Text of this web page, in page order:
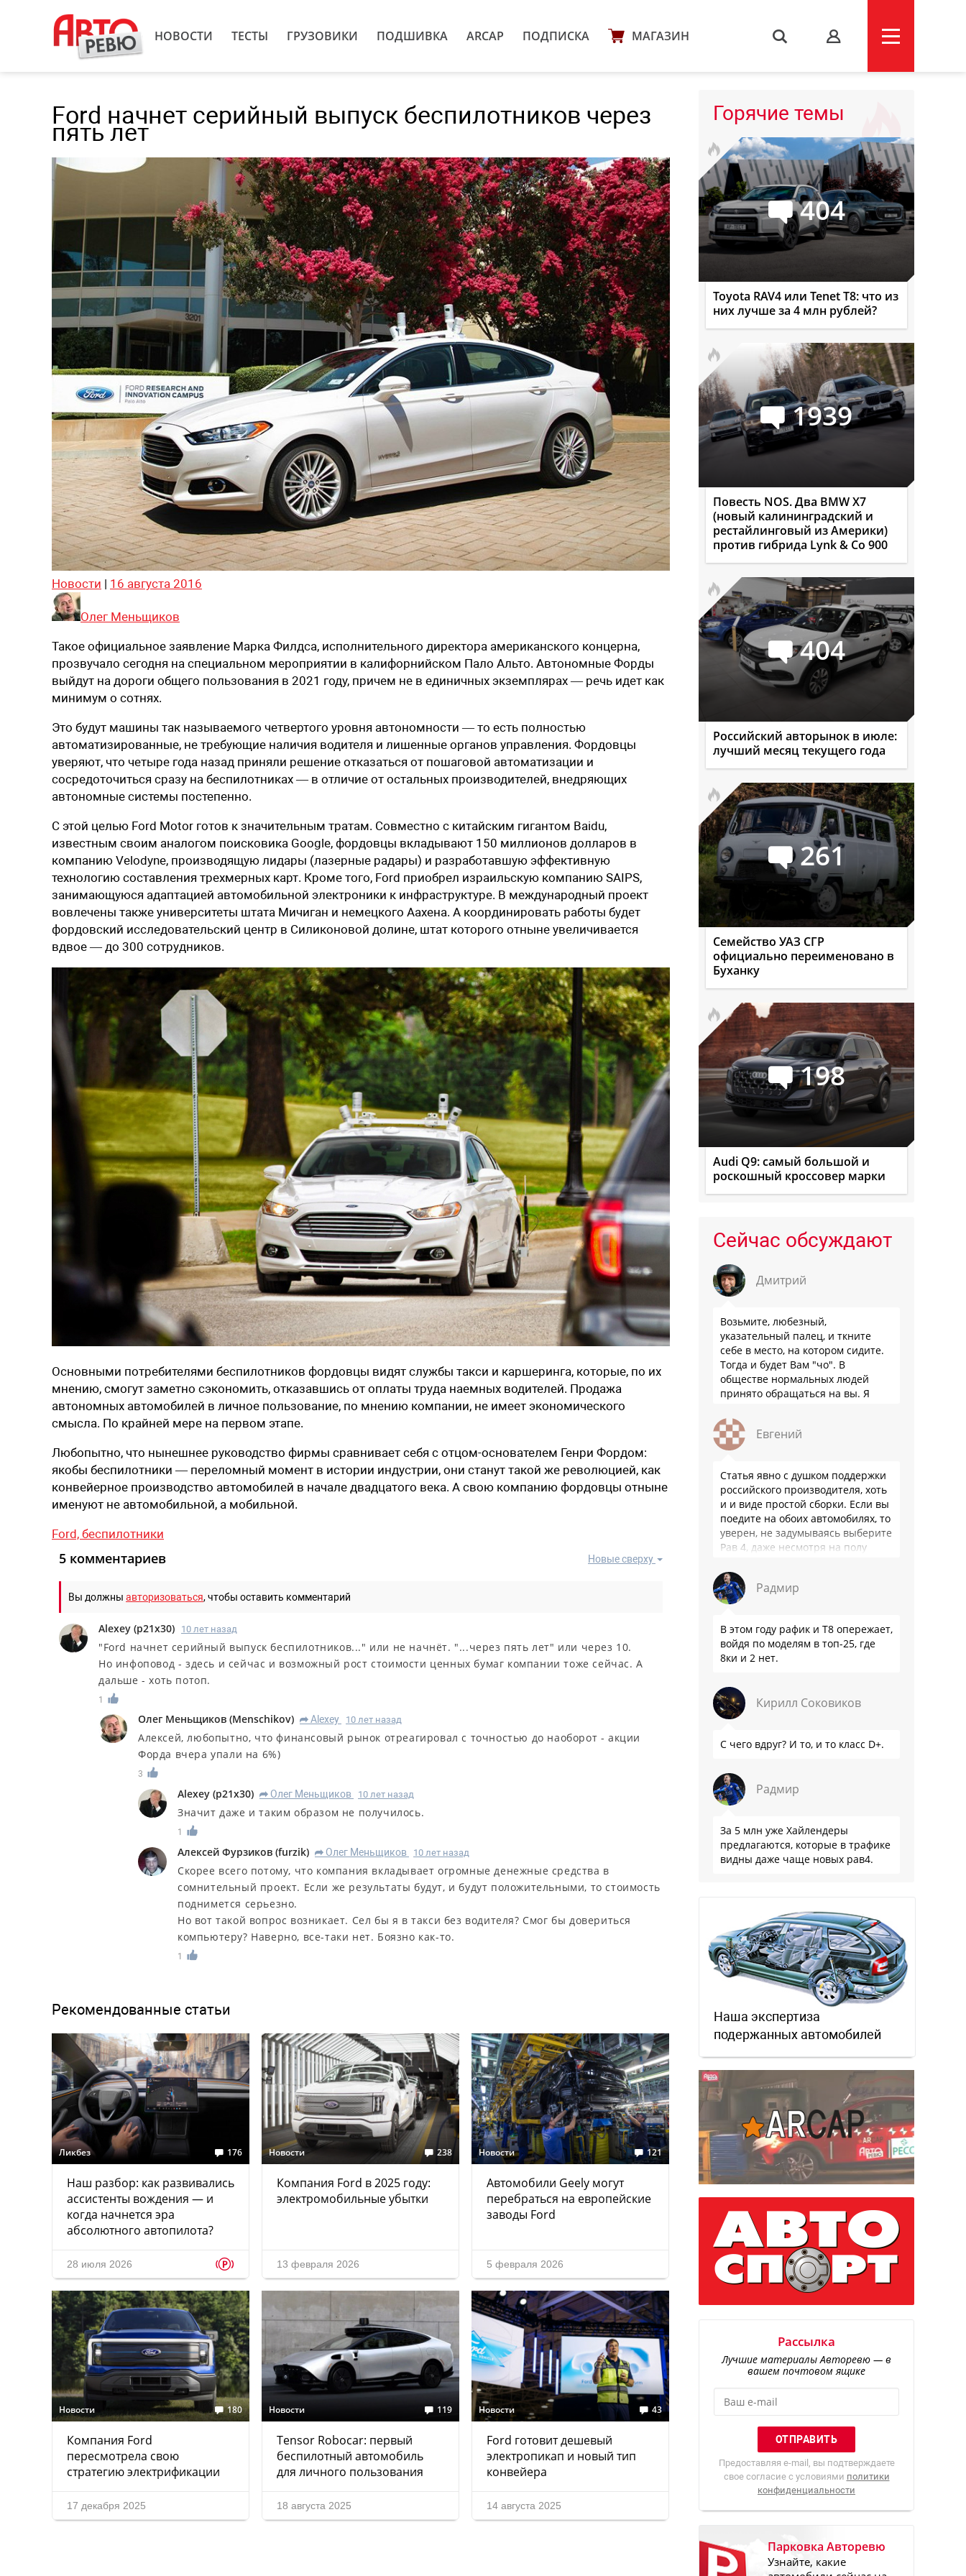
НОВОСТИ ТЕСТЫ ГРУЗОВИКИ ПОДШИВКА ARCAP ПОДПИСКА МАГАЗИН s
Ford начнет серийный выпуск беспилотников через
пять лет
Новости | 16 августа 2016
Олег Меньщиков
Такое официальное заявление Марка Филдса, исполнительного директора американского концерна,
прозвучало сегодня на специальном мероприятии в калифорнийском Пало Альто. Автономные Форды
выйдут на дороги общего пользования в 2021 году, причем не в единичных экземплярах — речь идет как
минимум о сотнях.
Это будут машины так называемого четвертого уровня автономности — то есть полностью
автоматизированные, не требующие наличия водителя и лишенные органов управления. Фордовцы
уверяют, что четыре года назад приняли решение отказаться от пошаговой автоматизации и
сосредоточиться сразу на беспилотниках — в отличие от остальных производителей, внедряющих
автономные системы постепенно.
С этой целью Ford Motor готов к значительным тратам. Совместно с китайским гигантом Baidu,
известным своим аналогом поисковика Google, фордовцы вкладывают 150 миллионов долларов в
компанию Velodyne, производящую лидары (лазерные радары) и разработавшую эффективную
технологию составления трехмерных карт. Кроме того, Ford приобрел израильскую компанию SAIPS,
занимающуюся адаптацией автомобильной электроники к инфраструктуре. В международный проект
вовлечены также университеты штата Мичиган и немецкого Аахена. А координировать работы будет
фордовский исследовательский центр в Силиконовой долине, штат которого отныне увеличивается
вдвое — до 300 сотрудников.
Основными потребителями беспилотников фордовцы видят службы такси и каршеринга, которые, по их
мнению, смогут заметно сэкономить, отказавшись от оплаты труда наемных водителей. Продажа
автономных автомобилей в личное пользование, по мнению компании, не имеет экономического
смысла. По крайней мере на первом этапе.
Любопытно, что нынешнее руководство фирмы сравнивает себя с отцом-основателем Генри Фордом:
якобы беспилотники — переломный момент в истории индустрии, они станут такой же революцией, как
конвейерное производство автомобилей в начале двадцатого века. А свою компанию фордовцы отныне
именуют не автомобильной, а мобильной.
Ford, беспилотники
Новые сверху
5 комментариев
Вы должны авторизоваться, чтобы оставить комментарий
Alexey (p21x30) 10 лет назад
"Ford начнет серийный выпуск беспилотников..." или не начнёт. "...через пять лет" или через 10.
Но инфоповод - здесь и сейчас и возможный рост стоимости ценных бумаг компании тоже сейчас. А
дальше - хоть потоп.
1
Олег Меньщиков (Menschikov) R Alexey 10 лет назад
Алексей, любопытно, что финансовый рынок отреагировал с точностью до наоборот - акции
Форда вчера упали на 6%)
3
Alexey (p21x30) R Олег Меньщиков 10 лет назад
Значит даже и таким образом не получилось.
1
Алексей Фурзиков (furzik) R Олег Меньщиков 10 лет назад
Скорее всего потому, что компания вкладывает огромные денежные средства в
сомнительный проект. Если же результаты будут, и будут положительными, то стоимость
поднимется серьезно.
Но вот такой вопрос возникает. Сел бы я в такси без водителя? Смог бы довериться
компьютеру? Наверно, все-таки нет. Боязно как-то.
1
Рекомендованные статьи
Ликбез 176
Наш разбор: как развивались
ассистенты вождения — и
когда начнется эра
абсолютного автопилота?
28 июля 2026 p
Новости 238
Компания Ford в 2025 году:
электромобильные убытки
13 февраля 2026
Новости 121
Автомобили Geely могут
перебраться на европейские
заводы Ford
5 февраля 2026
Новости 180
Компания Ford
пересмотрела свою
стратегию электрификации
17 декабря 2025
Новости 119
Tensor Robocar: первый
беспилотный автомобиль
для личного пользования
18 августа 2025
Новости 43
Ford готовит дешевый
электропикап и новый тип
конвейера
14 августа 2025
Горячие темы
404
Toyota RAV4 или Tenet T8: что из
них лучше за 4 млн рублей?
1939
Повесть NOS. Два BMW X7
(новый калининградский и
рестайлинговый из Америки)
против гибрида Lynk & Co 900
404
Российский авторынок в июле:
лучший месяц текущего года
261
Семейство УАЗ СГР
официально переименовано в
Буханку
198
Audi Q9: самый большой и
роскошный кроссовер марки
Сейчас обсуждают
Дмитрий
Возьмите, любезный,
указательный палец, и ткните
себе в место, на котором сидите.
Тогда и будет Вам "чо". В
обществе нормальных людей
принято обращаться на вы. Я
Евгений
Статья явно с душком поддержки
российского производителя, хоть
и и виде простой сборки. Если вы
поедите на обоих автомобилях, то
уверен, не задумываясь выберите
Рав 4, даже несмотря на полу
Радмир
В этом году рафик и Т8 опережает,
войдя по моделям в топ-25, где
8ки и 2 нет.
Кирилл Соковиков
С чего вдруг? И то, и то класс D+.
Радмир
За 5 млн уже Хайлендеры
предлагаются, которые в трафике
видны даже чаще новых рав4.
Наша экспертиза
подержанных автомобилей
Рассылка
Лучшие материалы Авторевю — в
вашем почтовом ящике
Предоставляя e-mail, вы подтверждаете
свое согласие с условиями политики
конфиденциальности
Парковка Авторевю
Узнайте, какие